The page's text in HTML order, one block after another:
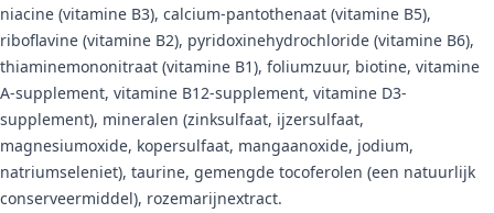
niacine (vitamine B3), calcium-pantothenaat (vitamine B5),
riboflavine (vitamine B2), pyridoxinehydrochloride (vitamine B6),
thiaminemononitraat (vitamine B1), foliumzuur, biotine, vitamine
A-supplement, vitamine B12-supplement, vitamine D3-
supplement), mineralen (zinksulfaat, ijzersulfaat,
magnesiumoxide, kopersulfaat, mangaanoxide, jodium,
natriumseleniet), taurine, gemengde tocoferolen (een natuurlijk
conserveermiddel), rozemarijnextract.